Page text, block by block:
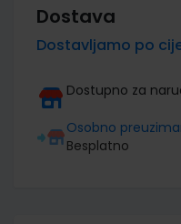
Dostava
Dostavljamo po
Dostupno za
Osobno
Besplatno